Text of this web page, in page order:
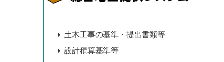
土木工事の基準・提出書類等
設計積算基準等